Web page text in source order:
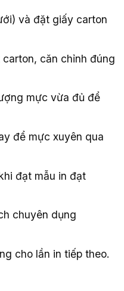
và đặt giấy carton
căn chỉnh đúng
mực vừa đủ để
để mực xuyên qua
đạt mẫu in đạt
chuyên dụng
cho lần in tiếp theo.